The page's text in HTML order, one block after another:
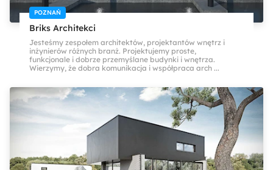
POZNAŃ
Briks Architekci
Jesteśmy zespołem architektów, projektantów wnętrz i
inżynierów różnych branż. Projektujemy proste,
funkcjonale i dobrze przemyślane budynki i wnętrza.
Wierzymy, że dobra komunikacja i współpraca arch ...